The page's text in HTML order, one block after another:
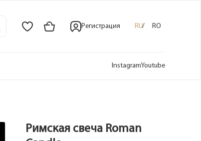
Регистрация RU RO
InstagramYoutube
Римская свеча Roman